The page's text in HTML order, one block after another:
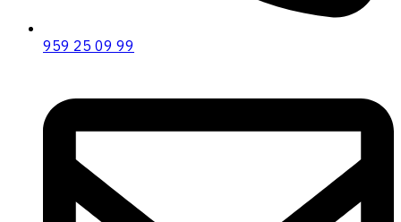
959 25 09 99